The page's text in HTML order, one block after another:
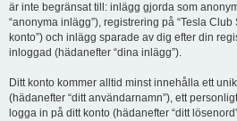
är inte begränsat till: inlägg gjorda som
“anonyma inlägg”), registrering på “Tesla Club
konto”) och inlägg sparade av dig efter din
inloggad (hädanefter “dina inlägg”).
Ditt konto kommer alltid minst innehålla ett
(hädanefter “ditt användarnamn”), ett
logga in på ditt konto (hädanefter “ditt